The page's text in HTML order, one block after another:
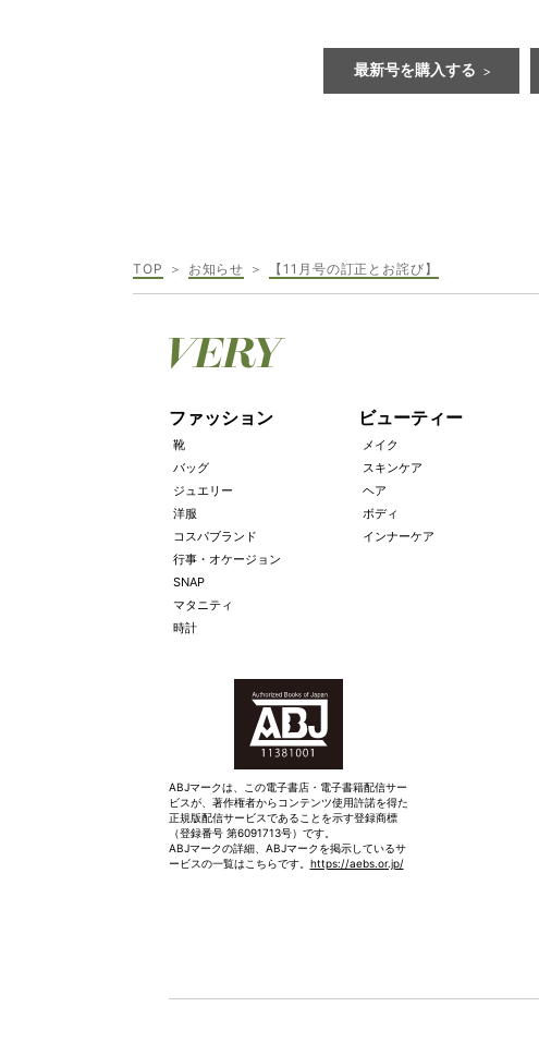
最新号を購入する
TOP お知らせ 【11月号の訂正とお詫び】
ファッション
靴
バッグ
ジュエリー
洋服
コスパブランド
行事・オケージョン
SNAP
マタニティ
時計
ビューティー
メイク
スキンケア
ヘア
ボディ
インナーケア
ABJマークは、この電子書店・電子書籍配信サー
ビスが、著作権者からコンテンツ使用許諾を得た
正規版配信サービスであることを示す登録商標
（登録番号 第6091713号）です。
ABJマークの詳細、ABJマークを掲示しているサ
ービスの一覧はこちらです。 https://aebs.or.jp/